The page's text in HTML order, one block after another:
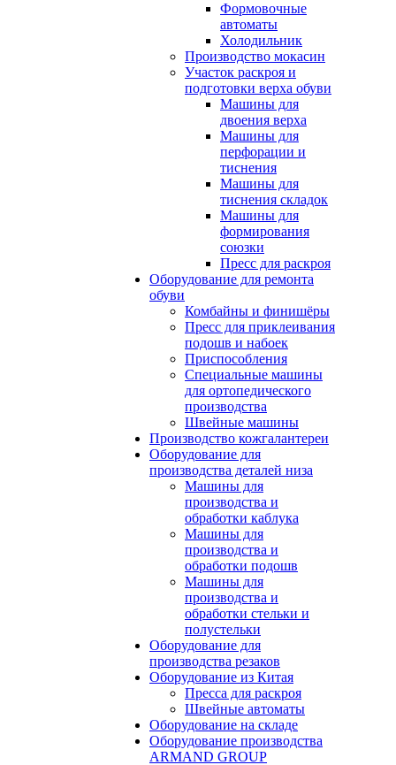
Формовочные
автоматы
Холодильник
Производство мокасин
Участок раскроя и
подготовки верха обуви
Машины для
двоения верха
Машины для
перфорации и
тиснения
Машины для
тиснения складок
Машины для
формирования
союзки
Пресс для раскроя
Оборудование для ремонта
обуви
Комбайны и финишёры
Пресс для приклеивания
подошв и набоек
Приспособления
Специальные машины
для ортопедического
производства
Швейные машины
Производство кожгалантереи
Оборудование для
производства деталей низа
Машины для
производства и
обработки каблука
Машины для
производства и
обработки подошв
Машины для
производства и
обработки стельки и
полустельки
Оборудование для
производства резаков
Оборудование из Китая
Пресса для раскроя
Швейные автоматы
Оборудование на складе
Оборудование производства
ARMAND GROUP